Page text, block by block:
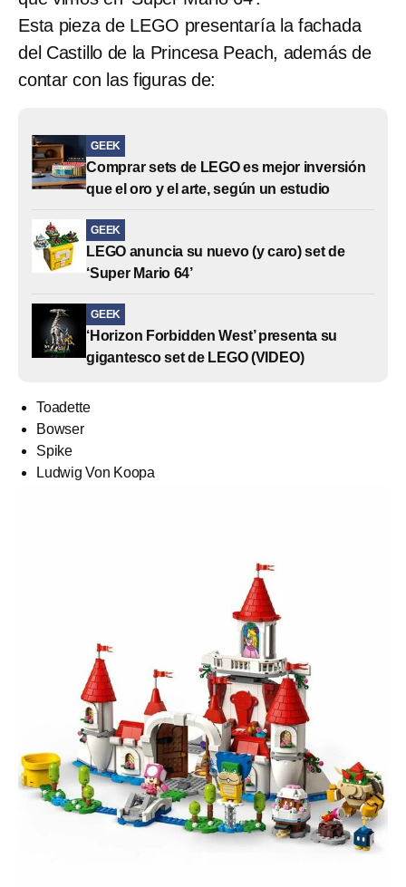
Esta pieza de LEGO presentaría la fachada
del Castillo de la Princesa Peach, además de
contar con las figuras de:
GEEK
Comprar sets de LEGO es mejor inversión
que el oro y el arte, según un estudio
GEEK
LEGO anuncia su nuevo (y caro) set de
‘Super Mario 64’
GEEK
‘Horizon Forbidden West’ presenta su
gigantesco set de LEGO (VIDEO)
Toadette
Bowser
Spike
Ludwig Von Koopa